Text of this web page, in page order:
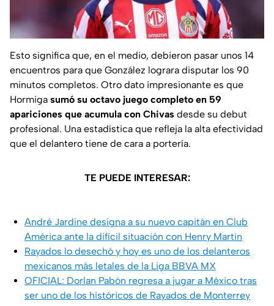
Esto significa que, en el medio, debieron pasar unos 14
encuentros para que González lograra disputar los 90
minutos completos. Otro dato impresionante es que
Hormiga sumó su octavo juego completo en 59
apariciones que acumula con Chivas desde su debut
profesional. Una estadística que refleja la alta efectividad
que el delantero tiene de cara a portería.
TE PUEDE INTERESAR:
André Jardine designa a su nuevo capitán en Club
América ante la difícil situación con Henry Martin
Rayados lo desechó y hoy es uno de los delanteros
mexicanos más letales de la Liga BBVA MX
OFICIAL: Dorlan Pabón regresa a jugar a México tras
ser uno de los históricos de Rayados de Monterrey